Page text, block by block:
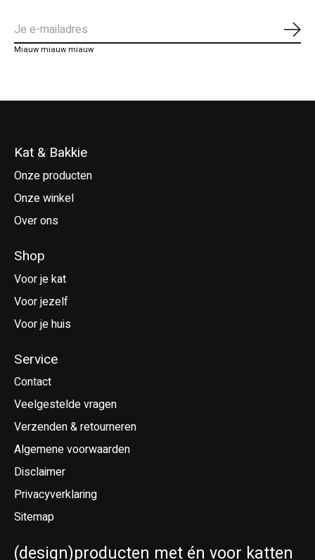
Miauw miauw miauw
Kat & Bakkie
Onze producten
Onze winkel
Over ons
Shop
Voor je kat
Voor jezelf
Voor je huis
Service
Contact
Veelgestelde vragen
Verzenden & retourneren
Algemene voorwaarden
Disclaimer
Privacyverklaring
Sitemap
(design)producten met én voor katten